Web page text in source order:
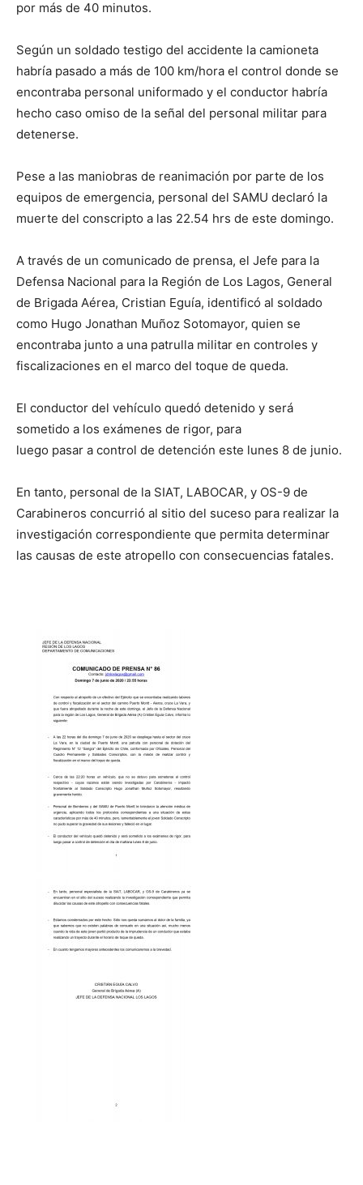
por más de 40 minutos.
Según un soldado testigo del accidente la camioneta
habría pasado a más de 100 km/hora el control donde se
encontraba personal uniformado y el conductor habría
hecho caso omiso de la señal del personal militar para
detenerse.
Pese a las maniobras de reanimación por parte de los
equipos de emergencia, personal del SAMU declaró la
muerte del conscripto a las 22.54 hrs de este domingo.
A través de un comunicado de prensa, el Jefe para la
Defensa Nacional para la Región de Los Lagos, General
de Brigada Aérea, Cristian Eguía, identificó al soldado
como Hugo Jonathan Muñoz Sotomayor, quien se
encontraba junto a una patrulla militar en controles y
fiscalizaciones en el marco del toque de queda.
El conductor del vehículo quedó detenido y será
sometido a los exámenes de rigor, para
luego pasar a control de detención este lunes 8 de junio.
En tanto, personal de la SIAT, LABOCAR, y OS-9 de
Carabineros concurrió al sitio del suceso para realizar la
investigación correspondiente que permita determinar
las causas de este atropello con consecuencias fatales.